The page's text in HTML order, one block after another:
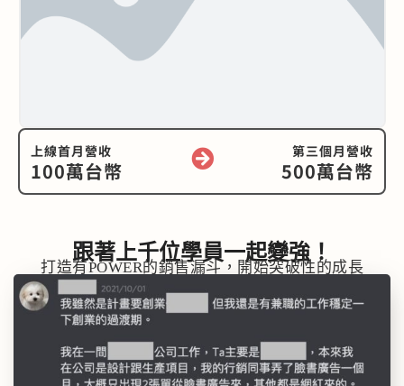
上線首月營收
100萬台幣
第三個月營收
500萬台幣
跟著上千位學員一起變強！
打造有POWER的銷售漏斗，開始突破性的成長